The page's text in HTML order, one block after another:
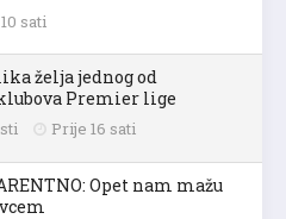
sati
želja jednog od
Premier lige
Prije 16 sati
Opet nam mažu